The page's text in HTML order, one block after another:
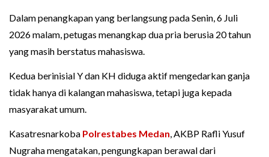
Dalam penangkapan yang berlangsung pada Senin, 6 Juli
2026 malam, petugas menangkap dua pria berusia 20 tahun
yang masih berstatus mahasiswa.
Kedua berinisial Y dan KH diduga aktif mengedarkan ganja
tidak hanya di kalangan mahasiswa, tetapi juga kepada
masyarakat umum.
Kasatresnarkoba Polrestabes Medan, AKBP Rafli Yusuf
Nugraha mengatakan, pengungkapan berawal dari